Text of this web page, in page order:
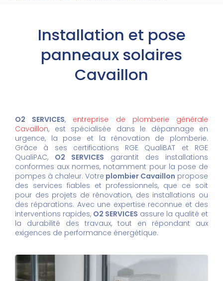
Installation et pose
panneaux solaires
Cavaillon
O2 SERVICES, entreprise de plomberie générale
Cavaillon, est spécialisée dans le dépannage en
urgence, la pose et la rénovation de plomberie.
Grâce à ses certifications RGE QualiBAT et RGE
QualiPAC, O2 SERVICES garantit des installations
conformes aux normes, notamment pour la pose de
pompes à chaleur. Votre plombier Cavaillon propose
des services fiables et professionnels, que ce soit
pour des projets de rénovation, des installations ou
des réparations. Avec une expertise reconnue et des
interventions rapides, O2 SERVICES assure la qualité et
la durabilité des travaux, tout en répondant aux
exigences de performance énergétique.